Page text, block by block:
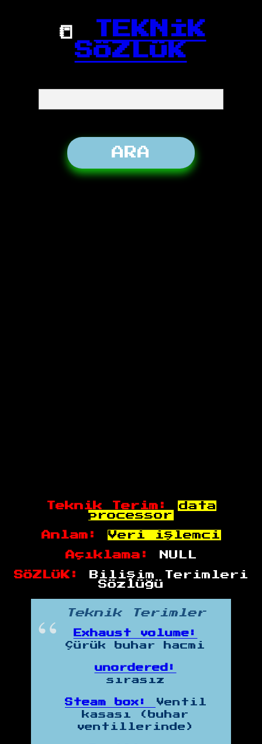
📒
TEKNİK
SÖZLÜK
Teknik Terim:
data
processor
Anlam: Veri işlemci
Açıklama: NULL
SÖZLÜK:
Bilişim Terimleri
Sözlüğü
Teknik Terimler
Exhaust volume:
Çürük buhar hacmi
unordered:
sırasız
Steam box:
Ventil
kasası (buhar
ventillerinde)